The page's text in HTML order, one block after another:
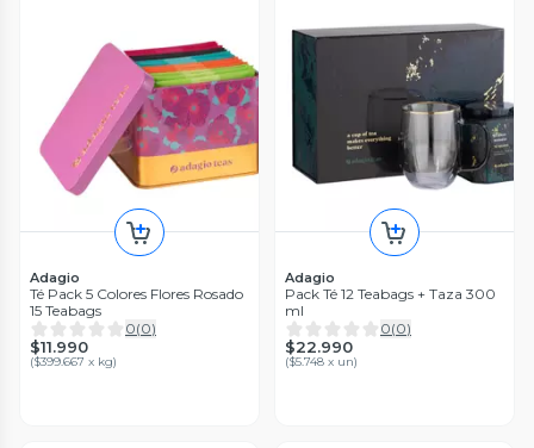
Adagio
Té Pack 5 Colores Flores Rosado
15 Teabags
0(0)
$11.990
($399.667 x kg)
Adagio
Pack Té 12 Teabags + Taza 300
ml
0(0)
$22.990
($5.748 x un)